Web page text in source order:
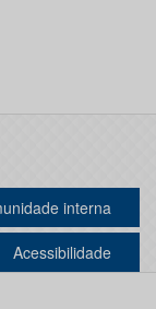
interna
Acessibilidade